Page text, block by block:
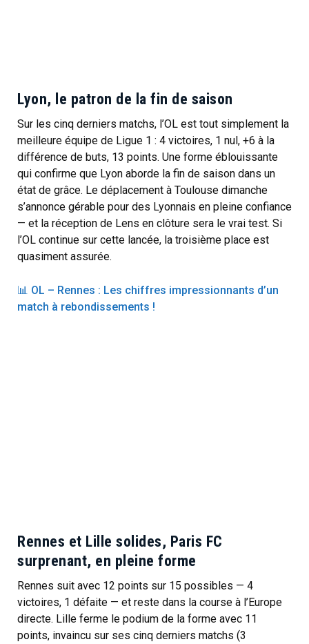
Lyon, le patron de la fin de saison
Sur les cinq derniers matchs, l’OL est tout simplement la
meilleure équipe de Ligue 1 : 4 victoires, 1 nul, +6 à la
différence de buts, 13 points. Une forme éblouissante
qui confirme que Lyon aborde la fin de saison dans un
état de grâce. Le déplacement à Toulouse dimanche
s’annonce gérable pour des Lyonnais en pleine confiance
— et la réception de Lens en clôture sera le vrai test. Si
l’OL continue sur cette lancée, la troisième place est
quasiment assurée.
📊 OL – Rennes : Les chiffres impressionnants d’un
match à rebondissements !
Rennes et Lille solides, Paris FC
surprenant, en pleine forme
Rennes suit avec 12 points sur 15 possibles — 4
victoires, 1 défaite — et reste dans la course à l’Europe
directe. Lille ferme le podium de la forme avec 11
points, invaincu sur ses cinq derniers matchs (3